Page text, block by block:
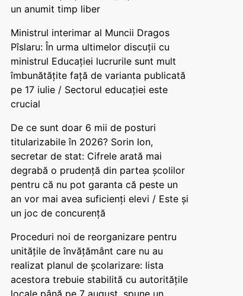
un anumit timp liber
Ministrul interimar al Muncii Dragos
Pîslaru: În urma ultimelor discuții cu
ministrul Educației lucrurile sunt mult
îmbunătățite față de varianta publicată
pe 17 iulie / Sectorul educației este
crucial
De ce sunt doar 6 mii de posturi
titularizabile în 2026? Sorin Ion,
secretar de stat: Cifrele arată mai
degrabă o prudență din partea școlilor
pentru că nu pot garanta că peste un
an vor mai avea suficienți elevi / Este și
un joc de concurență
Proceduri noi de reorganizare pentru
unitățile de învățământ care nu au
realizat planul de școlarizare: lista
acestora trebuie stabilită cu autoritățile
locale până pe 7 august, spune un